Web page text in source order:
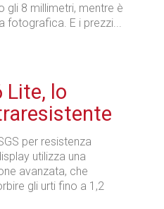
8 millimetri, mentre è
fotografica. E i prezzi...
Lite, lo
per resistenza
utilizza una
avanzata, che
gli urti fino a 1,2